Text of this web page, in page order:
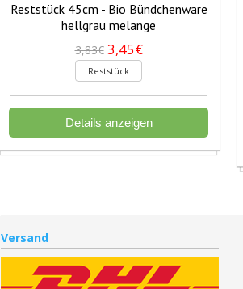
Reststück 45cm - Bio Bündchenware
hellgrau melange
3,83€ 3,45€
Reststück
Details anzeigen
Versand